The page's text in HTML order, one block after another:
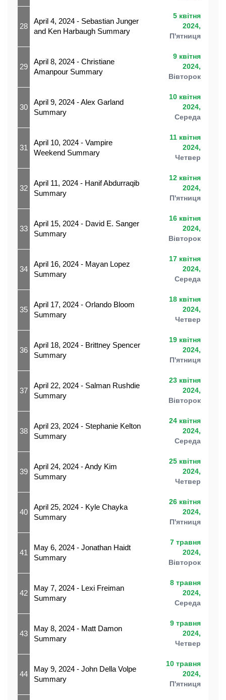
28
April 4, 2024 - Sebastian Junger
and Ken Harbaugh Summary
5 квітня
2024,
П'ятниця
29
April 8, 2024 - Christiane
Amanpour Summary
9 квітня
2024,
Вівторок
30
April 9, 2024 - Alex Garland
Summary
10 квітня
2024,
Середа
31
April 10, 2024 - Vampire
Weekend Summary
11 квітня
2024,
Четвер
32
April 11, 2024 - Hanif Abdurraqib
Summary
12 квітня
2024,
П'ятниця
33
April 15, 2024 - David E. Sanger
Summary
16 квітня
2024,
Вівторок
34
April 16, 2024 - Mayan Lopez
Summary
17 квітня
2024,
Середа
35
April 17, 2024 - Orlando Bloom
Summary
18 квітня
2024,
Четвер
36
April 18, 2024 - Brittney Spencer
Summary
19 квітня
2024,
П'ятниця
37
April 22, 2024 - Salman Rushdie
Summary
23 квітня
2024,
Вівторок
38
April 23, 2024 - Stephanie Kelton
Summary
24 квітня
2024,
Середа
39
April 24, 2024 - Andy Kim
Summary
25 квітня
2024,
Четвер
40
April 25, 2024 - Kyle Chayka
Summary
26 квітня
2024,
П'ятниця
41
May 6, 2024 - Jonathan Haidt
Summary
7 травня
2024,
Вівторок
42
May 7, 2024 - Lexi Freiman
Summary
8 травня
2024,
Середа
43
May 8, 2024 - Matt Damon
Summary
9 травня
2024,
Четвер
44
May 9, 2024 - John Della Volpe
Summary
10 травня
2024,
П'ятниця